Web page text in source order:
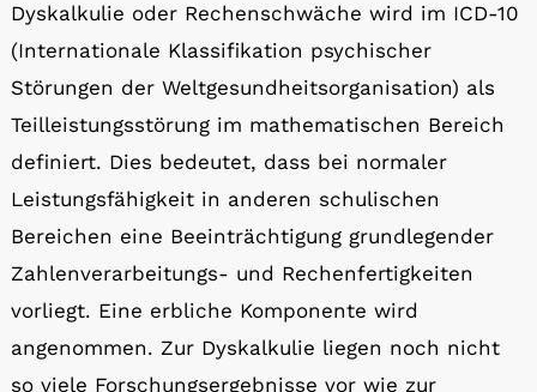
Dyskalkulie oder Rechenschwäche wird im ICD-10
(Internationale Klassifikation psychischer
Störungen der Weltgesundheitsorganisation) als
Teilleistungsstörung im mathematischen Bereich
definiert. Dies bedeutet, dass bei normaler
Leistungsfähigkeit in anderen schulischen
Bereichen eine Beeinträchtigung grundlegender
Zahlenverarbeitungs- und Rechenfertigkeiten
vorliegt. Eine erbliche Komponente wird
angenommen. Zur Dyskalkulie liegen noch nicht
so viele Forschungsergebnisse vor wie zur